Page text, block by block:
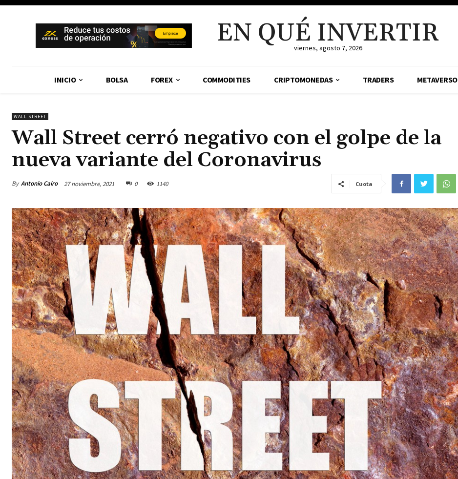
EN QUÉ INVERTIR
viernes, agosto 7, 2026
INICIO BOLSA FOREX COMMODITIES CRIPTOMONEDAS TRADERS METAVERSO
WALL STREET
Wall Street cerró negativo con el golpe de la
nueva variante del Coronavirus
By Antonio Cairo 27 noviembre, 2021 0 1140 Cuota